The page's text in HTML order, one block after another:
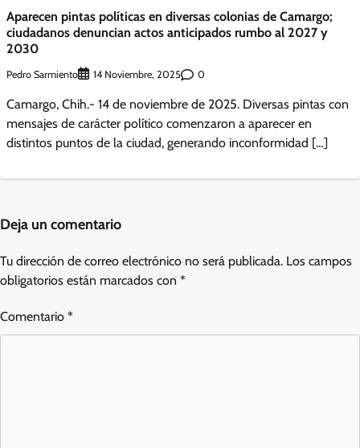
Aparecen pintas políticas en diversas colonias de Camargo;
ciudadanos denuncian actos anticipados rumbo al 2027 y
2030
Pedro Sarmiento 14 Noviembre, 2025 0
Camargo, Chih.- 14 de noviembre de 2025. Diversas pintas con
mensajes de carácter político comenzaron a aparecer en
distintos puntos de la ciudad, generando inconformidad […]
Deja un comentario
Tu dirección de correo electrónico no será publicada. Los campos
obligatorios están marcados con *
Comentario *